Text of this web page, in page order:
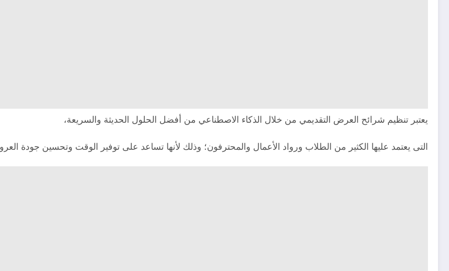
يعتبر تنظيم شرائح العرض التقديمي من خلال الذكاء الاصطناعي من أفضل الحلول الحديثة والسريعة،
التى يعتمد عليها الكثير من الطلاب ورواد الأعمال والمحترفون؛ وذلك لأنها تساعد على توفير الوقت وتحسين جودة